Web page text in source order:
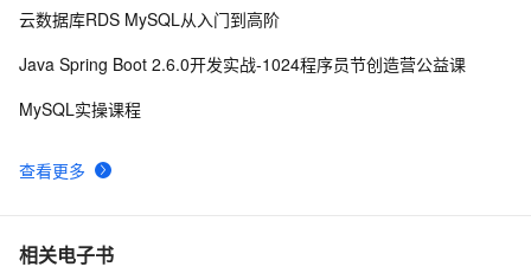
10图解面试题：SQL存储过程有什么用？
查看更多
云数据库RDS MySQL从入门到高阶
Java Spring Boot 2.6.0开发实战-1024程序员节创造营公益课
MySQL实操课程
相关电子书